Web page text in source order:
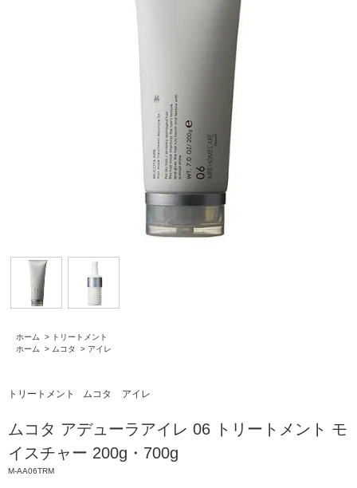
ホーム >
トリートメント
ホーム
> ムコタ > アイレ
トリートメント ムコタ アイレ
ムコタ アデューラアイレ 06 トリートメント モ
イスチャー 200g・700g
M-AA06TRM